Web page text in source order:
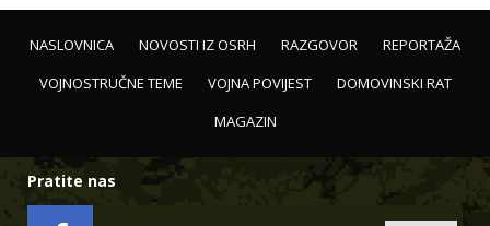
NASLOVNICA NOVOSTI IZ OSRH RAZGOVOR
REPORTAŽA
VOJNOSTRUČNE TEME
VOJNA POVIJEST
DOMOVINSKI RAT
MAGAZIN
Pratite nas